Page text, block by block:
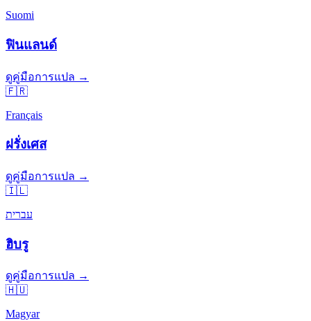
Suomi
ฟินแลนด์
ดูคู่มือการแปล →
🇫🇷
Français
ฝรั่งเศส
ดูคู่มือการแปล →
🇮🇱
עברית
ฮิบรู
ดูคู่มือการแปล →
🇭🇺
Magyar